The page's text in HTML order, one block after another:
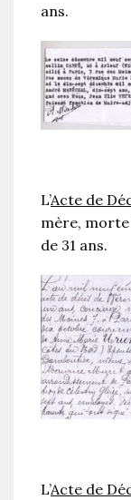
ans.
L’Acte de
mère, morte
de 31 ans.
L’Acte de